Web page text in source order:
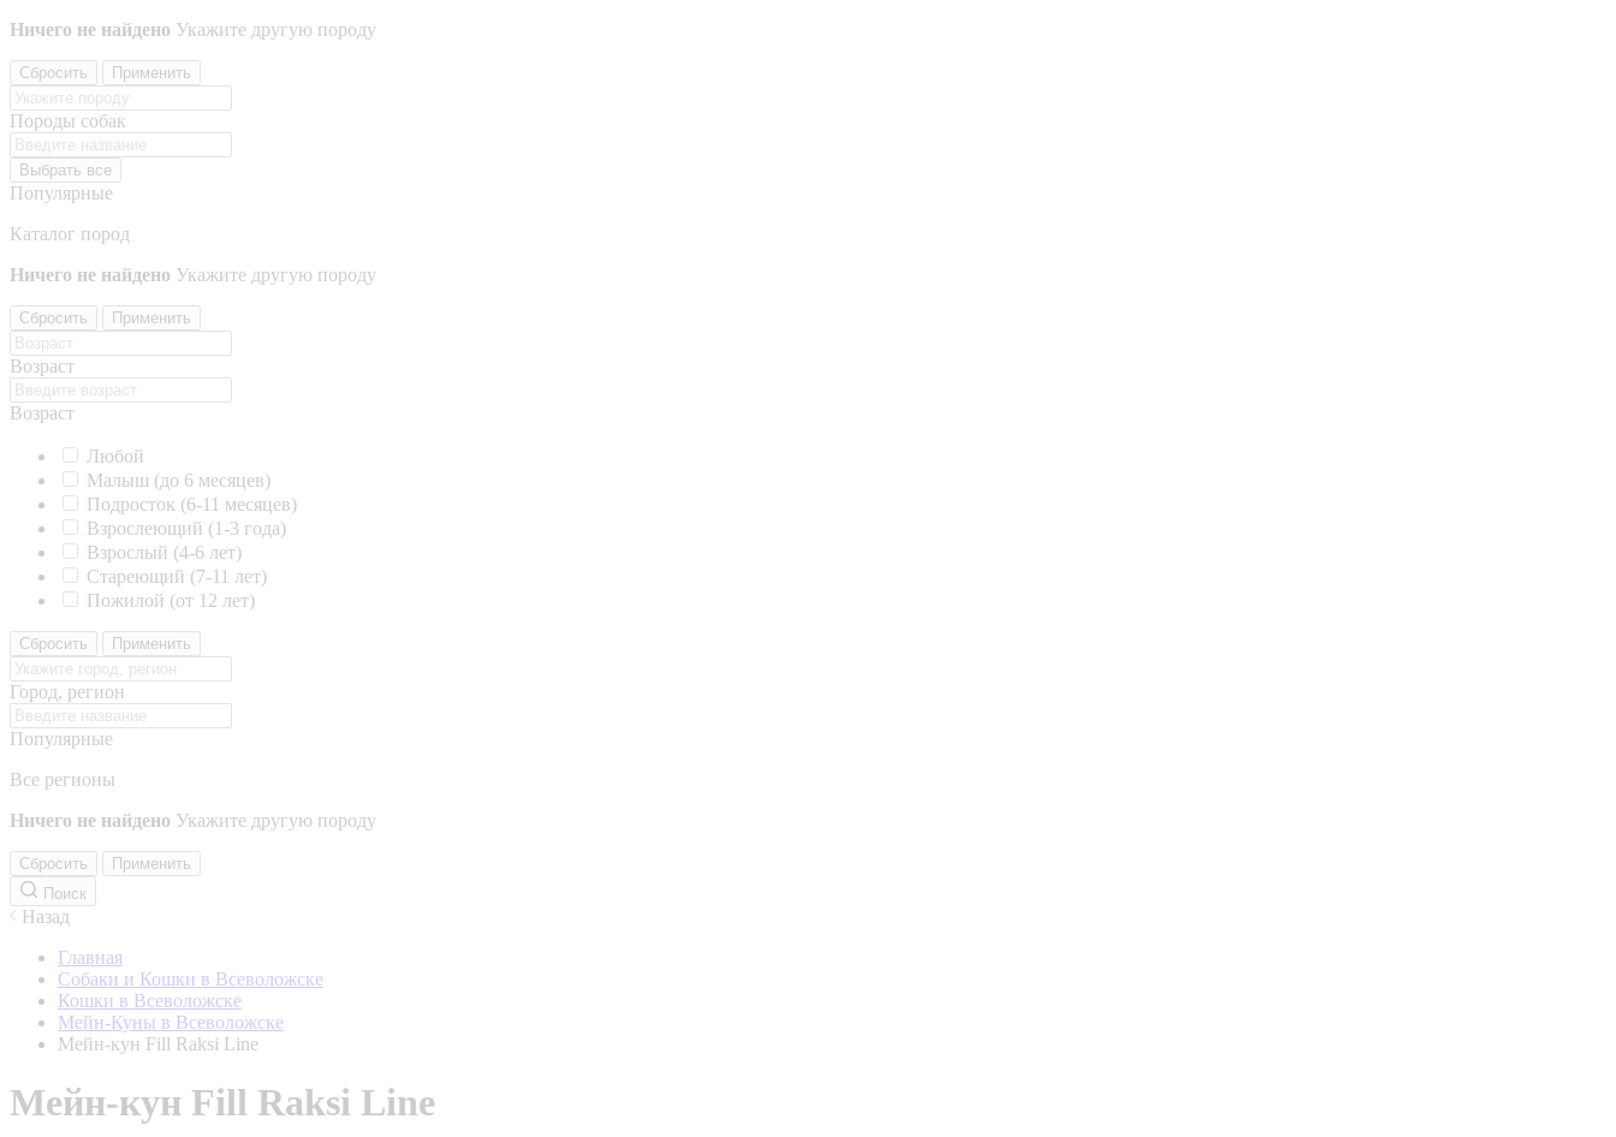
Ничего не найдено Укажите другую породу
Сбросить Применить
Породы собак
Выбрать все
Популярные
Каталог пород
Ничего не найдено Укажите другую породу
Сбросить Применить
Возраст
Возраст
Любой
Малыш (до 6 месяцев)
Подросток (6-11 месяцев)
Взрослеющий (1-3 года)
Взрослый (4-6 лет)
Стареющий (7-11 лет)
Пожилой (от 12 лет)
Сбросить Применить
Город, регион
Популярные
Все регионы
Ничего не найдено Укажите другую породу
Сбросить
Применить
Поиск
Назад
Главная
Собаки и Кошки в Всеволожске
Кошки в Всеволожске
Мейн-Куны в Всеволожске
Мейн-кун Fill Raksi Line
Мейн-кун Fill Raksi Line